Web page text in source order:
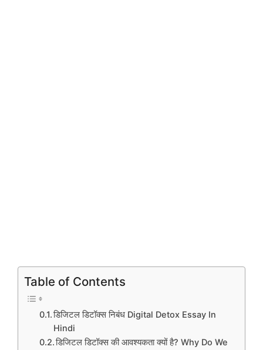
Table of Contents
डिजिटल डिटॉक्स निबंध Digital Detox Essay In
Hindi
डिजिटल डिटॉक्स की आवश्यकता क्यों है? Why Do We